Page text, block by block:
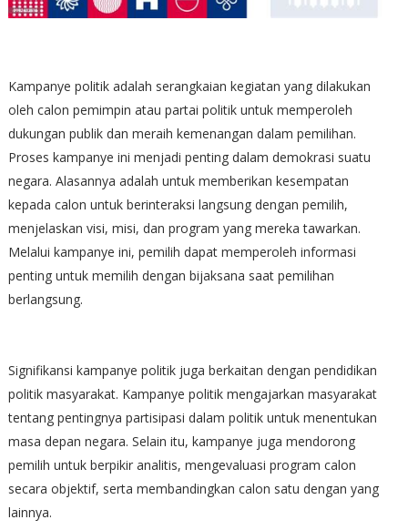
Kampanye politik adalah serangkaian kegiatan yang dilakukan
oleh calon pemimpin atau partai politik untuk memperoleh
dukungan publik dan meraih kemenangan dalam pemilihan.
Proses kampanye ini menjadi penting dalam demokrasi suatu
negara. Alasannya adalah untuk memberikan kesempatan
kepada calon untuk berinteraksi langsung dengan pemilih,
menjelaskan visi, misi, dan program yang mereka tawarkan.
Melalui kampanye ini, pemilih dapat memperoleh informasi
penting untuk memilih dengan bijaksana saat pemilihan
berlangsung.
Signifikansi kampanye politik juga berkaitan dengan pendidikan
politik masyarakat. Kampanye politik mengajarkan masyarakat
tentang pentingnya partisipasi dalam politik untuk menentukan
masa depan negara. Selain itu, kampanye juga mendorong
pemilih untuk berpikir analitis, mengevaluasi program calon
secara objektif, serta membandingkan calon satu dengan yang
lainnya.